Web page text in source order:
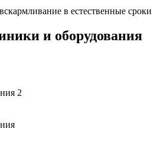
в естественные сроки
и оборудования